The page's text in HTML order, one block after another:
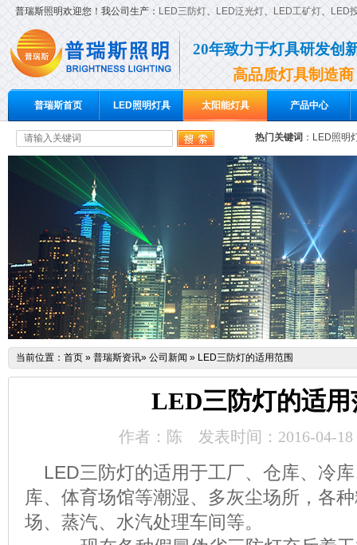
普瑞斯照明欢迎您！我公司生产： LED三防灯、 LED泛光灯、 LED工矿灯、 LED
20年致力于灯具研发创
高品质灯具制造商
普瑞斯首页 LED照明灯具 太阳能灯具 产品中心
热门关键词 ： LED照明
当前位置： 首页 » 普瑞斯资讯» 公司新闻 » LED三防灯的适用范围
LED三防灯的适用
作者：陈 发表时间：2016-04-18
LED三防灯的适用于工厂、仓库、冷
库、体育场馆等潮湿、多灰尘场所，各
场、蒸汽、水汽处理车间等。